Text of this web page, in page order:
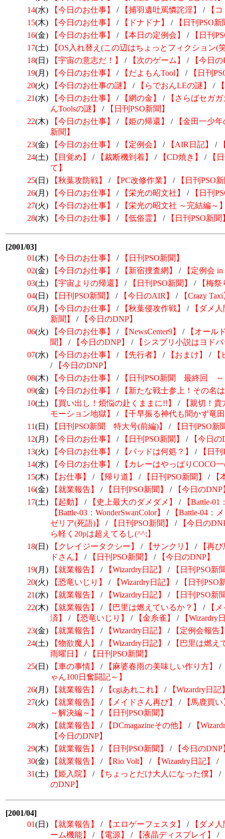
14(水) 【今日のお仕事】 / 【捕羽遺吐罵憐詫淫】 /
【
15(木) 【今日のお仕事】 / 【ドナドナ】 /
【日刊PSO
16(金) 【今日のお仕事】 / 【本日の定例会】 /
【日刊
17(土)
【OS入れ替え(この辺はちょっとフィクション(
18(日) 【宇宙の意志だ！】 / 【次のゲーム】 /
【今日
19(月) 【今日のお仕事】 / 【だよもんTool】 /
【日刊
20(火) 【今日のお仕事の謎】 / 【らでおんLEの謎】 /
21(水) 【今日のお仕事】 / 【網の金】 /
【さらばセガ
んToolsの謎】
/
【日刊PSO新聞】
22(木) 【今日のお仕事】 / 【姫の帰還】 /
【金田一少
新聞】
23(金) 【今日のお仕事】 / 【定例会】 / 【AIR日記】 /
24(土) 【目覚め】 / 【裁断機到着】 / 【CD焼き】 /
【
て】
25(日) 【秋葉攻防戦】 / 【PC改修作業】 /
【日刊PSO
26(月) 【今日のお仕事】 / 【栄光の昭文社】 /
【日刊
27(火) 【今日のお仕事】 /
【栄光の昭文社 ～完結編～
28(水) 【今日のお仕事】 / 【低俗霊】 / 【日刊PSO新聞
[2001/03]
01(木) 【今日のお仕事】 /
【日刊PSO新聞】
02(金) 【今日のお仕事】 / 【新宿捜査網】 /
【定例会
03(土) 【宇宙よりの帰還】 / 【日刊PSO新聞】 /
【梅
04(日) 【日刊PSO新聞】 / 【今日のAIR】 /
【Crazy
05(月) 【今日のお仕事】 / 【秋葉侵攻作戦】 /
【ダメ
新聞】
/
【今日のDNP】
06(火) 【今日のお仕事】 / 【NewsCenter9】 /
【オール
聞】
/ 【今日のDNP】 /
【シスプリ小説はヨド
07(水) 【今日のお仕事】 / 【先行者】 / 【おまけ】 /
/
【今日のDNP】
08(木) 【今日のお仕事】 /
【日刊PSO新聞 最終回 ～
09(金) 【今日のお仕事】 /
【新たな戦士参上！その名
10(土) 【買い出し！煩悩の赴くままに!!】 /
【親切！
モーション地獄】
/
【千早振る神代も聞かず竜
11(日) 【日刊PSO新聞 特大号(前編)】 /
【日刊PSO
12(月) 【今日のお仕事】 / 【日刊PSO新聞】 /
【今日
13(火) 【今日のお仕事】 / 【パッドは何処？】 /
【日
14(水) 【今日のお仕事】 /
【カレーはやっぱりCOCO
15(木) 【お仕事】 / 【帰り道】 / 【日刊PSO新聞】 /
【
16(金) 【就業報告】 / 【日刊PSO新聞】 /
【今日のDNP
17(土) 【起動】 / 【史上最大のダメダメ】 /
【Battle-
【Battle-03：WonderSwanColor】
/
【Battle-04：
ゼリア(死語)】
/ 【日刊PSO新聞】 /
【今日の
ら軽く20pは超えてるし(^^;】
18(日) 【クレイジータクシー】 / 【サンクリ】 /
【再
ドさん】
/ 【日刊PSO新聞】 /
【今日のDNP】
19(月) 【就業報告】 / 【Wizardry日記】 /
【日刊PSO新
20(火) 【恐竜いじり】 / 【Wizardry日記】 /
【日刊PSO
21(水) 【就業報告】 / 【Wizardry日記】 /
【日刊PSO新
22(木) 【就業報告】 / 【巴里は燃えているか？】 /
【
済】
/ 【恐竜いじり】 / 【金糸雀】 /
【Wizardry
23(金) 【就業報告】 / 【Wizardry日記】 /
【定例会報告
24(土) 【物欲魔人】 / 【Wizardry日記】 /
【巴里は燃え
雨曜日】
/
【日刊PSO新聞】
25(日) 【車の事情】 / 【麻婆春雨の美味しい作り方】 /
ゃん100日奮闘記～】
26(月) 【就業報告】 / 【cgiあれこれ】 /
【Wizardry日記
27(火) 【就業報告】 / 【メイドさん再び】 /
【馬鹿買
～解決編～】
/
【日刊PSO新聞】
28(水) 【就業報告】 / 【DCmagazineその他】 /
【
【今日のDNP】
29(木) 【就業報告】 / 【日刊PSO新聞】 /
【今日のDNP
30(金) 【就業報告】 / 【Rio Volt】 / 【Wizardry日記】 /
31(土) 【姫入院】 / 【ちょっとだけ大人になった僕】 /
のDNP】
[2001/04]
01(日) 【就業報告】 / 【エロゲーフェスタ】 /
【ダメ
ーム機能】
/ 【電源】 / 【液晶ディスプレイ】 /